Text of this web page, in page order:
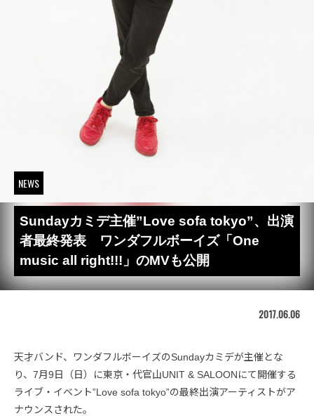
NEWS
Sundayカミデ主催”Love sofa tokyo”、出演
者最終発表 ワンダフルボーイズ「One
music all right!!!」のMVも公開
2017.06.06
天才バンド、ワンダフルボーイズのSundayカミデが主催とな
り、7月9日（日）に東京・代官山UNIT & SALOONにて開催する
ライブ・イベント”Love sofa tokyo”の最終出演アーティストがア
ナウンスされた。